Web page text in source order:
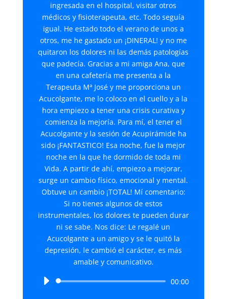
ingresada en el hospital, visitar otros
médicos y fisioterapeuta, etc. Todo seguía
igual. He estado todo el verano de unos a
otros, me he gastado un ¡DINERAL! y no me
quitaron los dolores ni las demás patologías
que padecía. Gracias a mi amiga Ana, que
en una cafetería me presenta a la
Terapeuta Mª José y me proporciona un
Acucolgante, me lo coloco en el cuello y a la
hora empiezo a tener una crisis curativa y
comienza la mejoría. Para mí, el tener el
Acucolgante y la sesión de Acupirámide ha
sido ¡FANTASTICO! Esa noche, fue la mejor
noche en la que he dormido de toda mi
Vida. A partir de ahí, empiezo a mejorar,
surge un cambio físico, emocional y mental.
Obtuve un cambio ¡TOTAL! Mí comentario:
Si no tienes algunos de estos
instrumentales, los dolores te pueden durar
ni se sabe. Nos dice: Le regalé un
Acucolgante a un amigo y se le quitó la
depresión, le cambió el carácter, es más
amable y comunicativo.
Reproductor
00:00